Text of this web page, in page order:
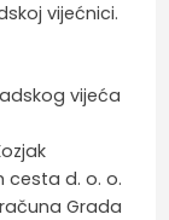
vijećnici.
vijeća
cesta d. o. o.
Grada